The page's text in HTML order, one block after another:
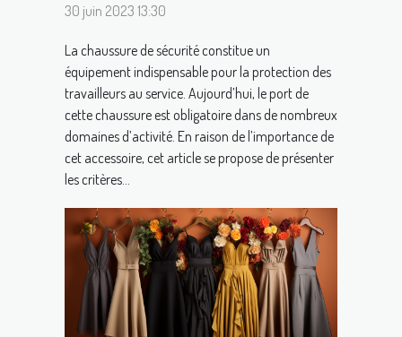
30 juin 2023 13:30
La chaussure de sécurité constitue un
équipement indispensable pour la protection des
travailleurs au service. Aujourd’hui, le port de
cette chaussure est obligatoire dans de nombreux
domaines d’activité. En raison de l’importance de
cet accessoire, cet article se propose de présenter
les critères...